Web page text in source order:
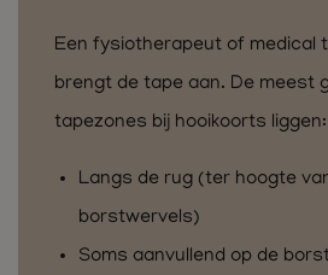
Een fysiotherapeut of medical
brengt de tape aan. De meest
tapezones bij hooikoorts liggen:
Langs de rug (ter hoogte
borstwervels)
Soms aanvullend op de